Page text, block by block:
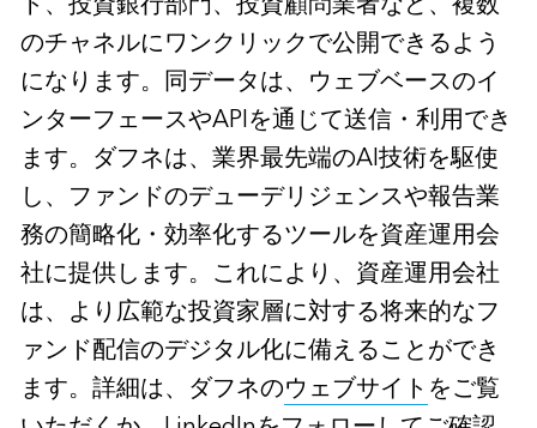
のチャネルにワンクリックで公開できるよう
になります。同データは、ウェブベースのイ
ンターフェースやAPIを通じて送信・利用でき
ます。ダフネは、業界最先端のAI技術を駆使
し、ファンドのデューデリジェンスや報告業
務の簡略化・効率化するツールを資産運用会
社に提供します。これにより、資産運用会社
は、より広範な投資家層に対する将来的なフ
ァンド配信のデジタル化に備えることができ
ます。詳細は、ダフネのウェブサイト をご覧